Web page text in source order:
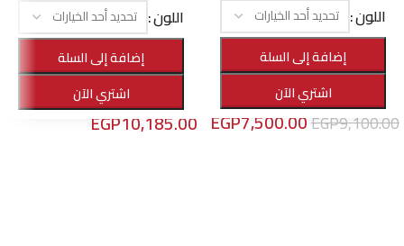
قطعة
الأهرام هوم,أواني الطهي
EGP9,100.00
EGP7,500.00
اللون
إضافة إلى السلة
اشتري الآن
-25%
طقم الأهرام هوم برايم جرانيت 22 قطعة
الأهرام هوم,أواني الطهي,الأفضل مبيعا
EGP13,650.00
EGP10,185.00
اللون
إضافة إلى السلة
اشتري الآن